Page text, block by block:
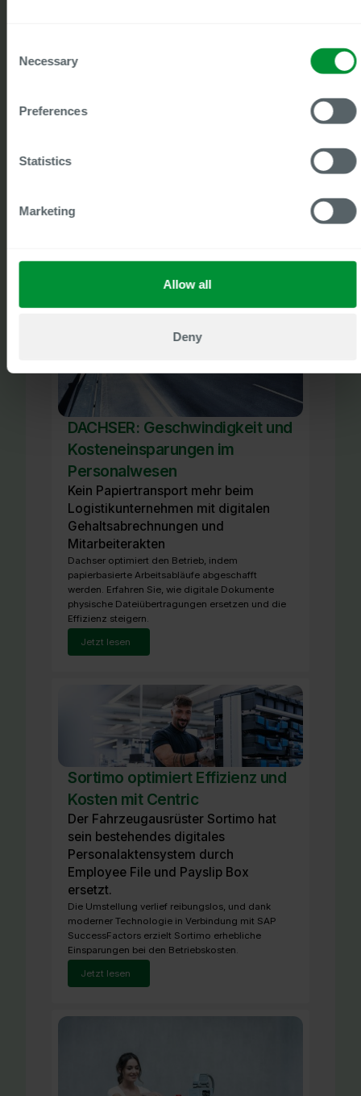
Selection
Necessary
Preferences
Statistics
Marketing
Allow all
Deny
Success Stories
Kunden sagen
Ihnen kostenlos zum Download zur
DACHSER: Geschwindigkeit und
Kosteneinsparungen im
Personalwesen
Kein Papiertransport mehr beim
Logistikunternehmen mit digitalen
Gehaltsabrechnungen und
Mitarbeiterakten
Dachser optimiert den Betrieb, indem
papierbasierte Arbeitsabläufe abgeschafft
werden. Erfahren Sie, wie digitale Dokumente
physische Dateiübertragungen ersetzen und die
Effizienz steigern.
Jetzt lesen
Sortimo optimiert Effizienz und
Kosten mit Centric
Der Fahrzeugausrüster Sortimo hat
sein bestehendes digitales
Personalaktensystem durch
Employee File und Payslip Box
ersetzt.
Die Umstellung verlief reibungslos, und dank
moderner Technologie in Verbindung mit SAP
SuccessFactors erzielt Sortimo erhebliche
Einsparungen bei den Betriebskosten.
Jetzt lesen